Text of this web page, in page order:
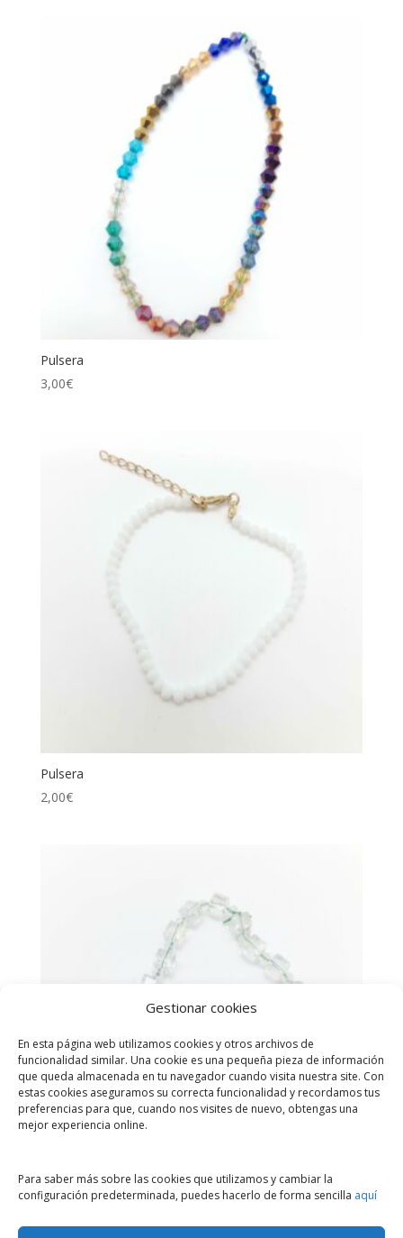
Gestionar cookies
En esta página web utilizamos cookies y otros archivos de
funcionalidad similar. Una cookie es una pequeña pieza de información
que queda almacenada en tu navegador cuando visita nuestra site. Con
estas cookies aseguramos su correcta funcionalidad y recordamos tus
preferencias para que, cuando nos visites de nuevo, obtengas una
mejor experiencia online.
Para saber más sobre las cookies que utilizamos y cambiar la
configuración predeterminada, puedes hacerlo de forma sencilla aquí
Pulsera
3,00€
Pulsera
2,00€
Pulsera